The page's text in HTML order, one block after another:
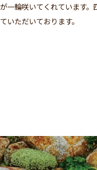
一輪咲いてくれています
いただいております。